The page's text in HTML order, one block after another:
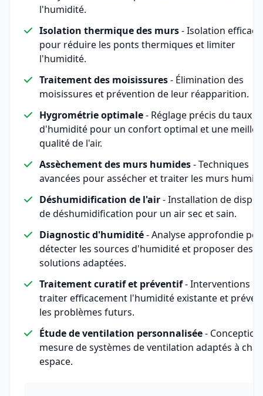
l'humidité.
Isolation thermique des murs- Isolation efficace
pour réduire les ponts thermiques et limiter
l'humidité.
Traitement des moisissures- Élimination des
moisissures et prévention de leur réapparition.
Hygrométrie optimale- Réglage précis du taux
d'humidité pour un confort optimal et une
qualité de l'air.
Assèchement des murs humides- Techniques
avancées pour assécher et traiter les murs
Déshumidification de l'air- Installation de
de déshumidification pour un air sec et sain.
Diagnostic d'humidité- Analyse approfondie
détecter les sources d'humidité et proposer des
solutions adaptées.
Traitement curatif et préventif- Interventions
traiter efficacement l'humidité existante et
les problèmes futurs.
Étude de ventilation personnalisée-
mesure de systèmes de ventilation adaptés à
espace.